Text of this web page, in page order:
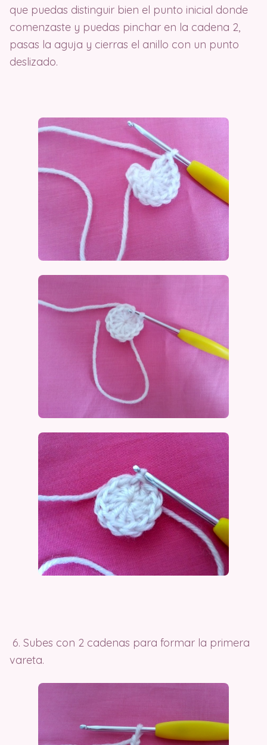
que puedas distinguir bien el punto inicial donde
comenzaste y puedas pinchar en la cadena 2,
pasas la aguja y cierras el anillo con un punto
deslizado.
6. Subes con 2 cadenas para formar la primera
vareta.